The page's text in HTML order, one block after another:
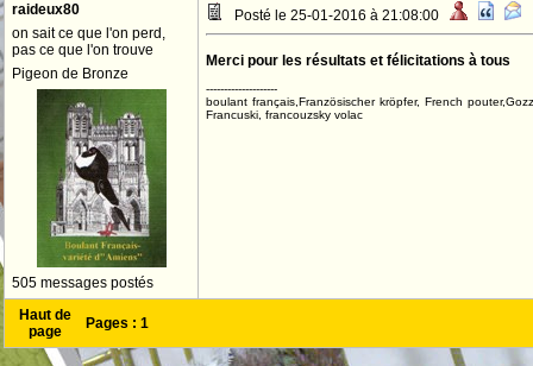
raideux80
on sait ce que l'on perd,
pas ce que l'on trouve
Pigeon de Bronze
505 messages postés
Posté le 25-01-2016 à 21:08:00
Merci pour les résultats et félicitations à tous
--------------------
boulant français,Französischer kröpfer, French
Francuski, francouzsky volac
Haut de
page
Pages : 1